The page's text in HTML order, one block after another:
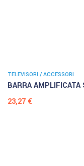
TELEVISORI / ACCESSORI
BARRA AMPLIFICATA
Prezzo
23,27 €